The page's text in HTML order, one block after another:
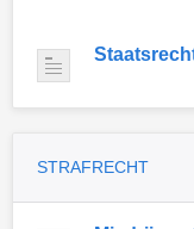
STRAFRECHT